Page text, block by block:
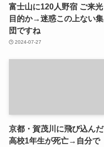
富士山に120人野宿 ご来光
目的か→迷惑この上ない集
団ですね
2024-07-27
京都・賀茂川に飛び込んだ
高校1年生が死亡→自分で